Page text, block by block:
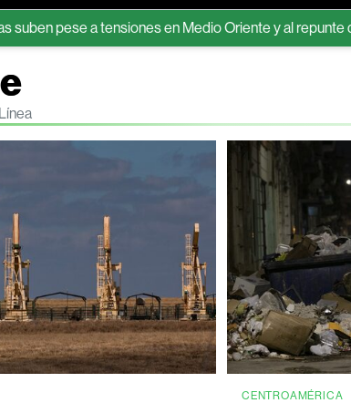
a tensiones en Medio Oriente y al repunte del petróleo
CENTROAMÉRICA